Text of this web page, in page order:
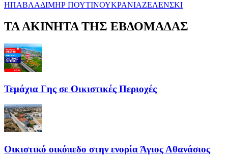
ΗΠΑΒΛΑΔΙΜΗΡ ΠΟΥΤΙΝΟΥΚΡΑΝΙΑΖΕΛΕΝΣΚΙ
ΤΑ ΑΚΙΝΗΤΑ ΤΗΣ ΕΒΔΟΜΑΔΑΣ
Τεμάχια Γης σε Οικιστικές Περιοχές
Οικιστικό οικόπεδο στην ενορία Άγιος Αθανάσιος